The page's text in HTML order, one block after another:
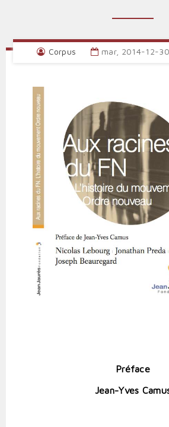
Corpus mar, 2014-12-
Préface
Jean-Yves